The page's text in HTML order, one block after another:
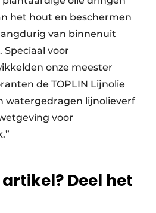
het hout en beschermen
van binnenuit
voor
onze meester
de TOPLIN Lijnolie
watergedragen lijnolieverf
voor
Deel het